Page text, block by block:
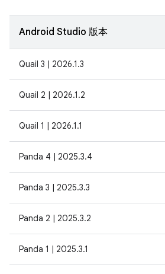
Android Studio 版本
Quail 3 | 2026.1.3
Quail 2 | 2026.1.2
Quail 1 | 2026.1.1
Panda 4 | 2025.3.4
Panda 3 | 2025.3.3
Panda 2 | 2025.3.2
Panda 1 | 2025.3.1